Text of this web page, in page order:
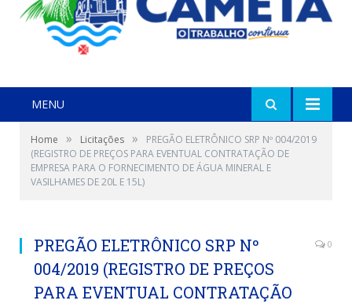
MENU
Home » Licitações »
PREGÃO ELETRÔNICO SRP Nº 004/2019
(REGISTRO DE PREÇOS PARA EVENTUAL CONTRATAÇÃO DE
EMPRESA PARA O FORNECIMENTO DE ÁGUA MINERAL E
VASILHAMES DE 20L E 15L)
PREGÃO ELETRÔNICO SRP Nº
004/2019 (REGISTRO DE PREÇOS
PARA EVENTUAL CONTRATAÇÃO
0